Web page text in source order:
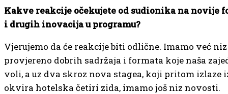
Kakve reakcije očekujete od sudionika na novije
i drugih inovacija u programu?
Vjerujemo da će reakcije biti odlične. Imamo već niz
provjereno dobrih sadržaja i formata koje naša
voli, a uz dva skroz nova stagea, koji pritom izlaze
okvira hotelska četiri zida, imamo još niz novosti.